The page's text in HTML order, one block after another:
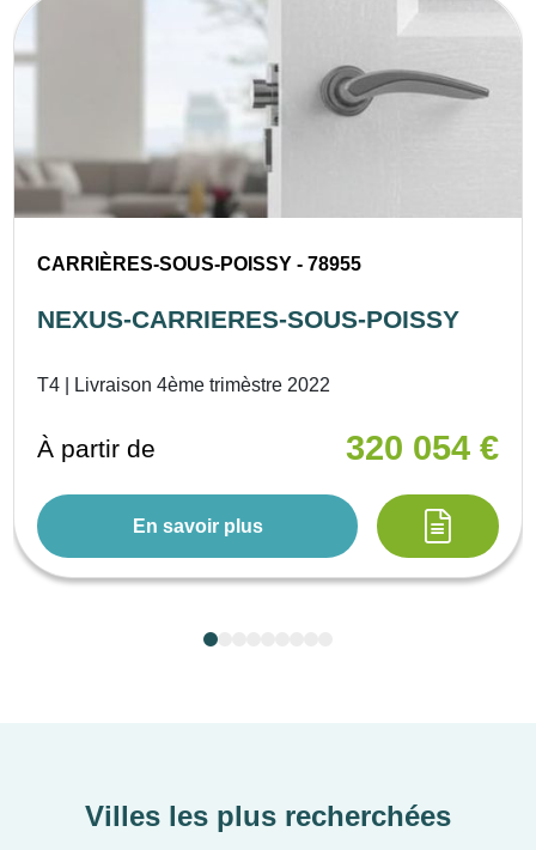
CARRIÈRES-SOUS-POISSY - 78955
NEXUS-CARRIERES-SOUS-POISSY
T4 | Livraison 4ème trimèstre 2022
À partir de 320 054 €
En savoir plus
Villes les plus recherchées